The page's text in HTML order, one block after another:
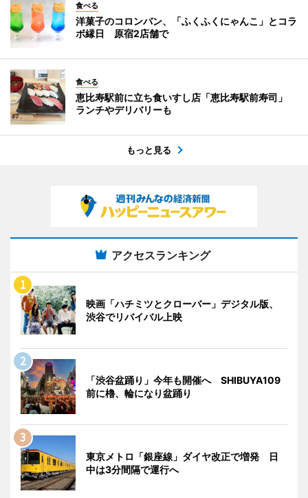
食べる
洋菓子のコロンバン、「ふくふくにゃんこ」とコラ
ボ縁日 原宿2店舗で
食べる
恵比寿駅前に立ち食いすし店「恵比寿駅前寿司」
ランチやデリバリーも
もっと見る
アクセスランキング
映画「ハチミツとクローバー」デジタル版、
渋谷でリバイバル上映
「渋谷盆踊り」今年も開催へ SHIBUYA109
前に櫓、輪になり盆踊り
東京メトロ「銀座線」ダイヤ改正で増発 日
中は3分間隔で運行へ